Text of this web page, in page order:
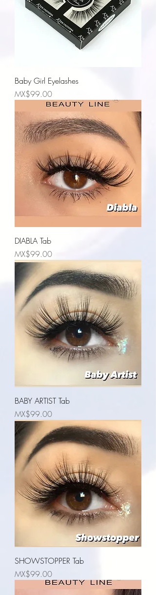
Baby Girl Eyelashes
Price
MX$99.00
DIABLA Tab
Price
MX$99.00
BABY ARTIST Tab
Price
MX$99.00
SHOWSTOPPER Tab
Price
MX$99.00